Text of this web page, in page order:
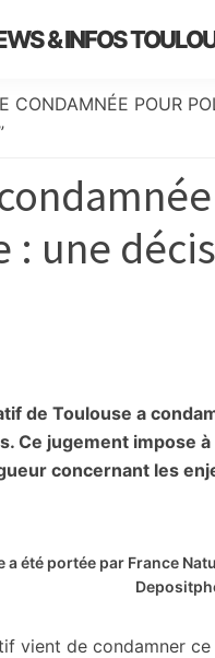
& INFOS
CONDAMNÉE POUR
: une
de Toulouse a
Ce jugement impose
concernant les
a été portée par France
vient de condamner